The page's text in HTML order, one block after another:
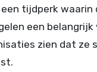
tijdperk
een
zien dat ze